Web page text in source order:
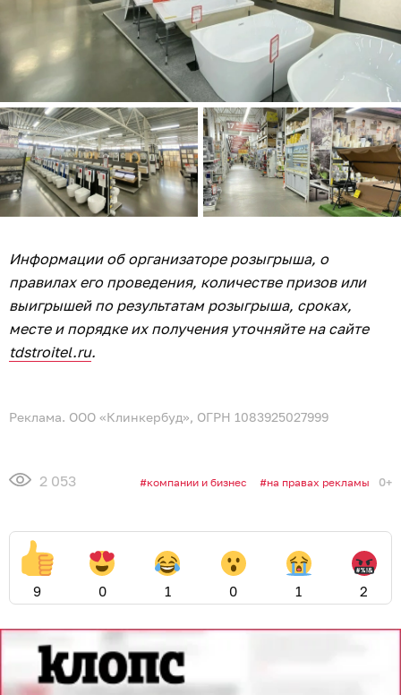
Информации об организаторе розыгрыша, о
правилах его проведения, количестве призов или
выигрышей по результатам розыгрыша, сроках,
месте и порядке их получения уточняйте на сайте
tdstroitel.ru.
Реклама. ООО «Клинкербуд», ОГРН 1083925027999
2 053 компании и бизнес на правах рекламы 0+
9 0 1 0 1 2